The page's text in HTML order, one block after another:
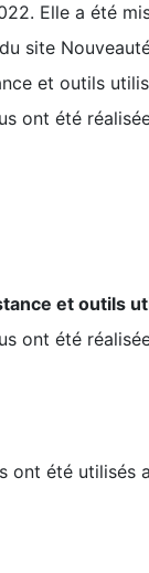
Elle a été
site
et outils
ont été
et outils
ont été
ont été utilisés